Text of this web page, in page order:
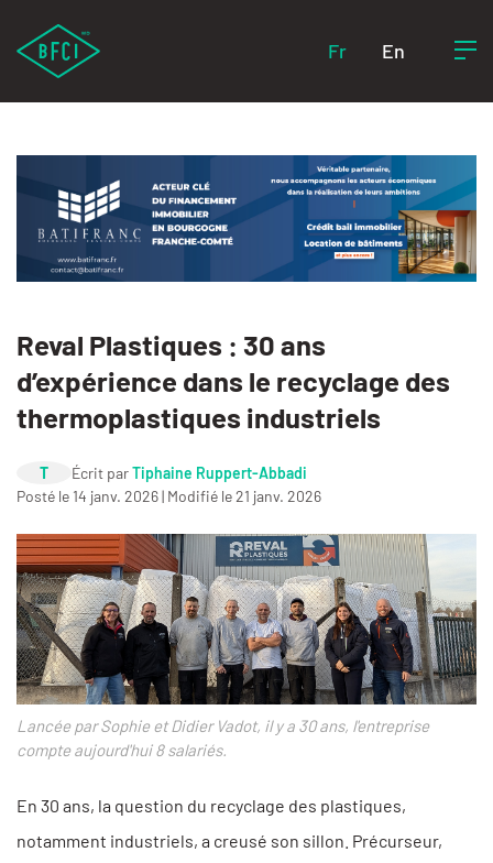
Fr En
Reval Plastiques : 30 ans
d’expérience dans le recyclage des
thermoplastiques industriels
T Écrit parTiphaine Ruppert-Abbadi
Posté le 14 janv. 2026 | Modifié le 21 janv. 2026
Lancée par Sophie et Didier Vadot, il y a 30 ans, l'entreprise
compte aujourd'hui 8 salariés.
En 30 ans, la question du recyclage des plastiques,
notamment industriels, a creusé son sillon. Précurseur,